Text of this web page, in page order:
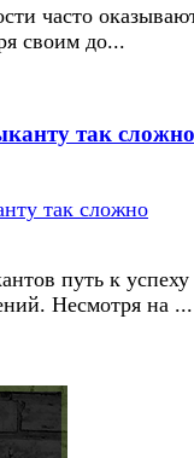
часто
своим до...
так сложно
путь к успеху
Несмотря на ...